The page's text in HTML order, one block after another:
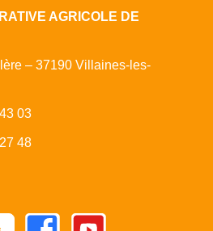
AGRICOLE DE
– 37190 Villaines-les-
03
48
FacebookYoutube